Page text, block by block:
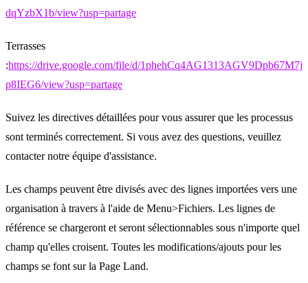
dqYzbX1b/view?usp=partage
Terrasses
:https://drive.google.com/file/d/1phehCq4AG1313AGV9Dpb67M7j
p8IEG6/view?usp=partage
Suivez les directives détaillées pour vous assurer que les processus
sont terminés correctement. Si vous avez des questions, veuillez
contacter notre équipe d'assistance.
Les champs peuvent être divisés avec des lignes importées vers une
organisation à travers à l'aide de Menu>Fichiers. Les lignes de
référence se chargeront et seront sélectionnables sous n'importe quel
champ qu'elles croisent. Toutes les modifications/ajouts pour les
champs se font sur la Page Land.